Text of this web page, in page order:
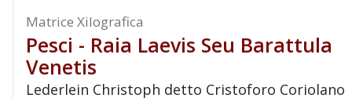
Matrice Xilografica
Pesci - Raia Laevis Seu Barattula
Venetis
Lederlein Christoph detto Cristoforo Coriolano